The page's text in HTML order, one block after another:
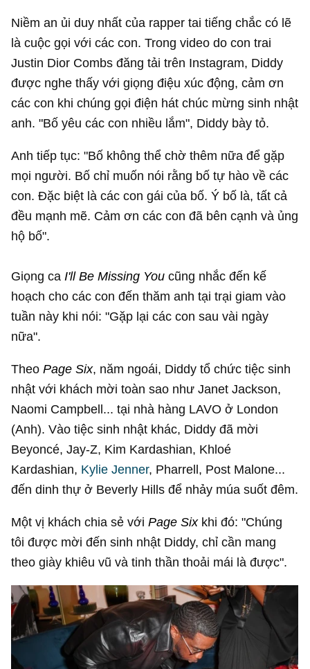
Niềm an ủi duy nhất của rapper tai tiếng chắc có lẽ
là cuộc gọi với các con. Trong video do con trai
Justin Dior Combs đăng tải trên Instagram, Diddy
được nghe thấy với giọng điệu xúc động, cảm ơn
các con khi chúng gọi điện hát chúc mừng sinh nhật
anh. "Bố yêu các con nhiều lắm", Diddy bày tỏ.
Anh tiếp tục: "Bố không thể chờ thêm nữa để gặp
mọi người. Bố chỉ muốn nói rằng bố tự hào về các
con. Đặc biệt là các con gái của bố. Ý bố là, tất cả
đều mạnh mẽ. Cảm ơn các con đã bên cạnh và ủng
hộ bố".
Giọng ca I'll Be Missing You cũng nhắc đến kế
hoạch cho các con đến thăm anh tại trại giam vào
tuần này khi nói: "Gặp lại các con sau vài ngày
nữa".
TheoPage Six, năm ngoái, Diddy tổ chức tiệc sinh
nhật với khách mời toàn sao như Janet Jackson,
Naomi Campbell... tại nhà hàng LAVO ở London
(Anh). Vào tiệc sinh nhật khác, Diddy đã mời
Beyoncé, Jay-Z, Kim Kardashian, Khloé
Kardashian, Kylie Jenner, Pharrell, Post Malone...
đến dinh thự ở Beverly Hills để nhảy múa suốt đêm.
Một vị khách chia sẻ vớiPage Sixkhi đó: "Chúng
tôi được mời đến sinh nhật Diddy, chỉ cần mang
theo giày khiêu vũ và tinh thần thoải mái là được".